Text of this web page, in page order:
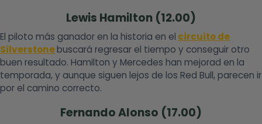
Lewis Hamilton (12.00)
El piloto más ganador en la historia en el circuito de
Silverstonebuscará regresar el tiempo y conseguir otro
buen resultado. Hamilton y Mercedes han mejorad en la
temporada, y aunque siguen lejos de los Red Bull, parecen ir
por el camino correcto.
Fernando Alonso (17.00)